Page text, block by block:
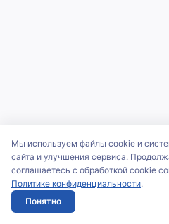
Мы используем файлы cookie и
сайта и улучшения сервиса.
соглашаетесь с обработкой cookie
Политике конфиденциальности.
Понятно